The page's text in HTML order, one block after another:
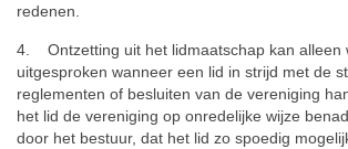
redenen.
4. Ontzetting uit het lidmaatschap kan alleen
uitgesproken wanneer een lid in strijd met de
reglementen of besluiten van de vereniging
het lid de vereniging op onredelijke wijze
door het bestuur, dat het lid zo spoedig